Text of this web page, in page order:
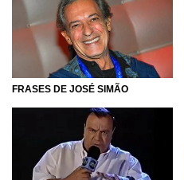
FRASES DE JOSÉ SIMÃO